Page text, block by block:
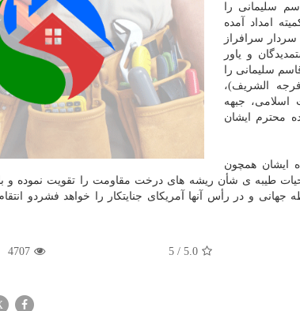
سلیمانی را
امداد آمده
سرافراز
و یاور
سلیمانی را
الشریف)،
جبهه
محترم ایشان
ایشان همچون
طیبه ی شأن ریشه های درخت مقاومت را تقویت نموده و
و در رأس آنها آمریكای جنایتكار را خواهد فشردو
5.0
/
5
4707